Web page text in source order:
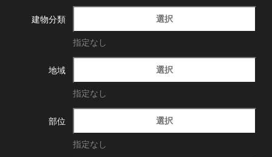
建物分類 選択
指定なし
地域 選択
指定なし
部位 選択
指定なし